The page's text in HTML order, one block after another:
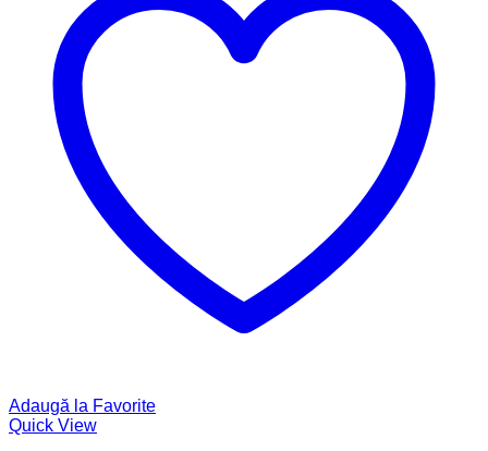
Adaugă la Favorite
Quick View